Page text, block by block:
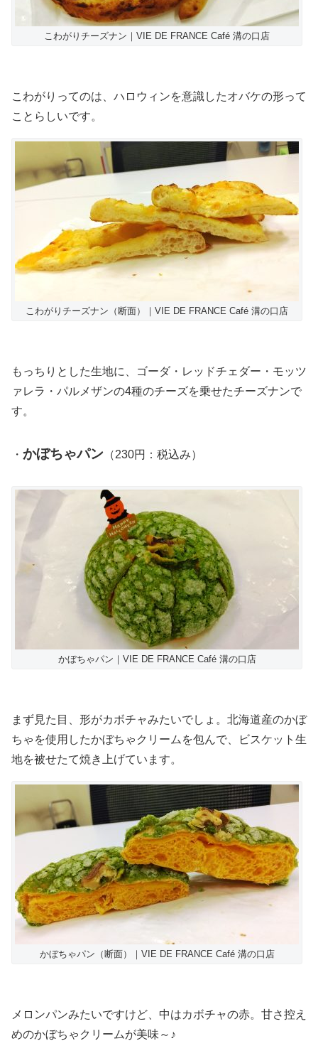
こわがりチーズナン｜VIE DE FRANCE Café 溝の口店
こわがりってのは、ハロウィンを意識したオバケの形って
ことらしいです。
こわがりチーズナン（断面）｜VIE DE FRANCE Café 溝の口店
もっちりとした生地に、ゴーダ・レッドチェダー・モッツ
ァレラ・パルメザンの4種のチーズを乗せたチーズナンで
す。
・ かぼちゃパン （230円：税込み）
かぼちゃパン｜VIE DE FRANCE Café 溝の口店
まず見た目、形がカボチャみたいでしょ。北海道産のかぼ
ちゃを使用したかぼちゃクリームを包んで、ビスケット生
地を被せたて焼き上げています。
かぼちゃパン（断面）｜VIE DE FRANCE Café 溝の口店
メロンパンみたいですけど、中はカボチャの赤。甘さ控え
めのかぼちゃクリームが美味～♪